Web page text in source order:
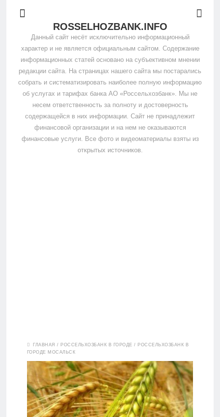
ROSSELHOZBANK.INFO
Данный сайт несёт исключительно информационный
характер и не является официальным сайтом. Содержание
информационных статей основано на субъективном мнении
редакции сайта. На страницах нашего сайта мы постарались
собрать и систематизировать наиболее полную информацию
об услугах и тарифах банка АО «Россельхозбанк». Мы не
несем ответственность за полноту и достоверность
содержащейся в них информации. Сайт не принадлежит
финансовой организации и на нем не оказываются
финансовые услуги. Все фото и видеоматериалы взяты из
открытых источников.
Дебетовые
карты
Кредитные
ГЛАВНАЯ / РОССЕЛЬХОЗБАНК В ГОРОДЕ / РОССЕЛЬХОЗБАНК В
ГОРОДЕ МОСАЛЬСК